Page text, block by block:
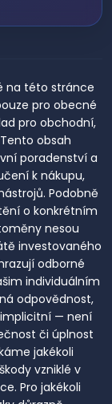
na této stránce
pro obecné
pro obchodní,
obsah
poradenství a
k nákupu,
Podobně
o konkrétním
nesou
investovaného
odborné
individuálním
odpovědnost,
implicitní — není
či úplnost
jakékoli
vzniklé v
Pro jakékoli